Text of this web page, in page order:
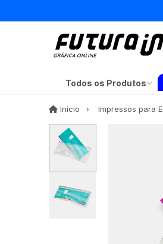
Todos os Produtos
Início InícioImpressos para